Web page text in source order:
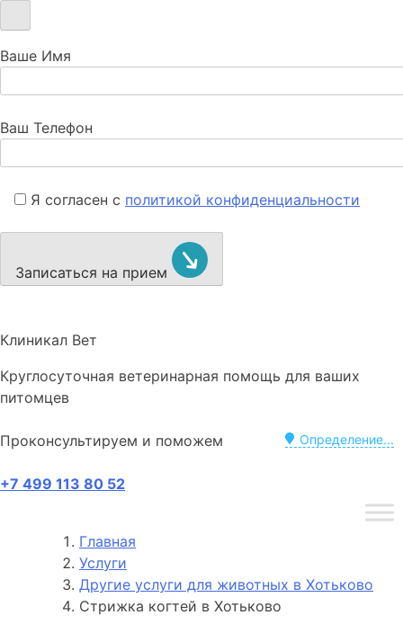
Ваше Имя
Ваш Телефон
Я согласен с политикой конфиденциальности
Записаться на прием
Клиникал Вет
Круглосуточная ветеринарная помощь для ваших
питомцев
Определение...
Проконсультируем и поможем
+7 499 113 80 52
Главная
Услуги
Другие услуги для животных в Хотьково
Стрижка когтей в Хотьково